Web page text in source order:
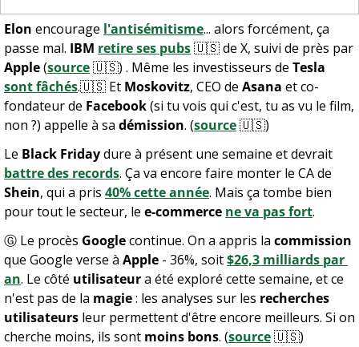
Elon encourage l'antisémitisme... alors forcément, ça
passe mal. IBM retire ses pubs🇺🇸
Apple (source🇺🇸) . Même les investisseurs de Tesla
sont fâchés.🇺🇸 Et Moskovitz, CEO de Asana et co-
fondateur de Facebook (si tu vois qui c'est, tu as vu le film,
non ?) appelle à sa démission. (source🇺🇸)
Le Black Friday
battre des records
Shein, qui a pris 40% cette année. Mais ça tombe bien
pour tout le secteur, le e-commerce ne va pas fort.
Ⓖ Le procès Google continue. On a appris la commission
que Google verse à Apple - 36%, soit $26,3 milliards par
an. Le côté utilisateur a été exploré cette semaine, et ce
n'est pas de la magie : les analyses sur les recherches
utilisateurs leur permettent d'être encore meilleurs. Si on
cherche moins, ils sont moins bons. (source🇺🇸)